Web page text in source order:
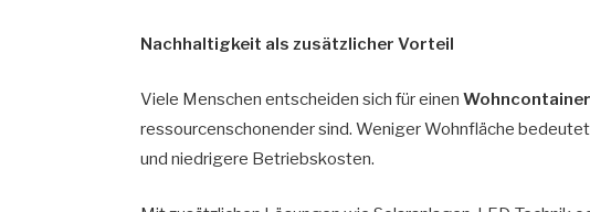
Nachhaltigkeit als zusätzlicher Vorteil
Viele Menschen entscheiden sich für einen
ressourcenschonender sind. Weniger Wohnfläche
und niedrigere Betriebskosten.